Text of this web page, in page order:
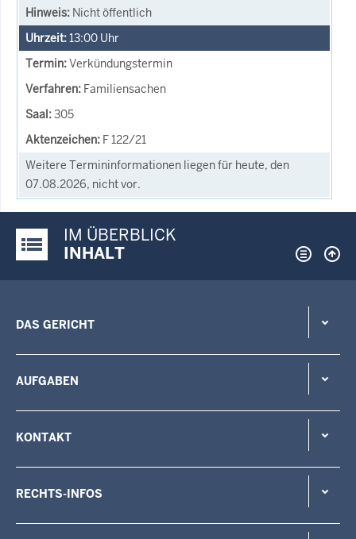
Nicht öffentlich
13:00 Uhr
Verkündungstermin
Familiensachen
305
F 122/21
Weitere Termininformationen liegen für heute, den
07.08.2026, nicht vor.
Justiz-Portal im Überblick:
IM ÜBERBLICK
INHALT
DAS GERICHT
AUFGABEN
KONTAKT
RECHTS-INFOS